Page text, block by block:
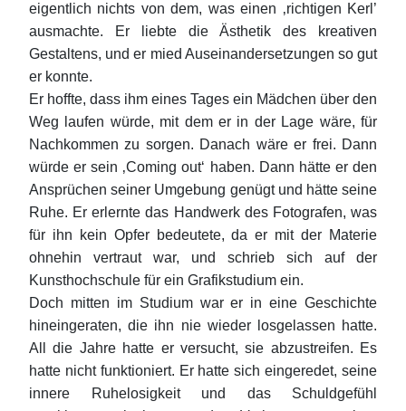
eigentlich nichts von dem, was einen ‚richtigen Kerl’
ausmachte. Er liebte die Ästhetik des kreativen
Gestaltens, und er mied Auseinandersetzungen so gut
er konnte.
Er hoffte, dass ihm eines Tages ein Mädchen über den
Weg laufen würde, mit dem er in der Lage wäre, für
Nachkommen zu sorgen. Danach wäre er frei. Dann
würde er sein ‚Coming out‘ haben. Dann hätte er den
Ansprüchen seiner Umgebung genügt und hätte seine
Ruhe. Er erlernte das Handwerk des Fotografen, was
für ihn kein Opfer bedeutete, da er mit der Materie
ohnehin vertraut war, und schrieb sich auf der
Kunsthochschule für ein Grafikstudium ein.
Doch mitten im Studium war er in eine Geschichte
hineingeraten, die ihn nie wieder losgelassen hatte.
All die Jahre hatte er versucht, sie abzustreifen. Es
hatte nicht funktioniert. Er hatte sich eingeredet, seine
innere Ruhelosigkeit und das Schuldgefühl